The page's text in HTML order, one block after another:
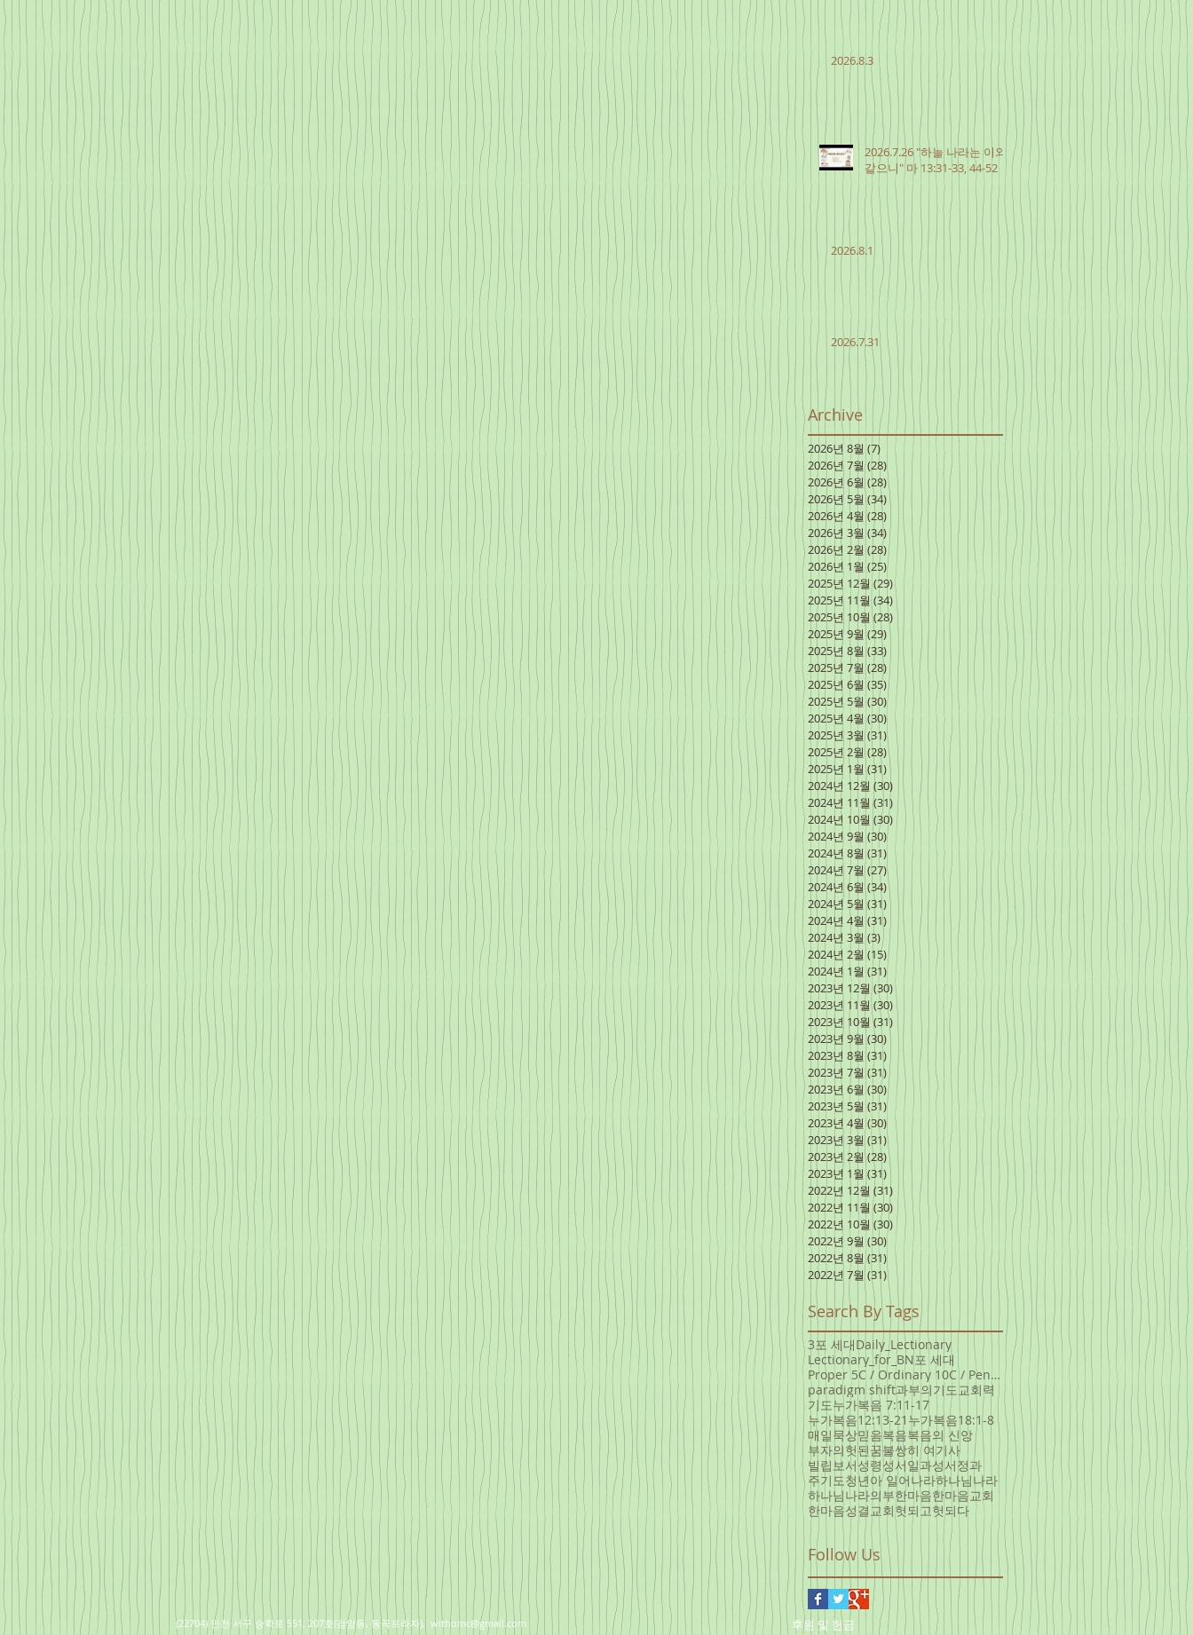
2026.8.3
2026.7.26 "하늘 나라는 이와
같으니" 마 13:31-33, 44-52
2026.8.1
2026.7.31
Archive
2026년 8월 (7) 게시물 7개
2026년 7월 (28) 게시물 28개
2026년 6월 (28)게시물 28개
2026년 5월 (34)게시물 34개
2026년 4월 (28) 게시물 28개
2026년 3월 (34)게시물 34개
2026년 2월 (28)게시물 28개
2026년 1월 (25)게시물 25개
2025년 12월 (29) 게시물 29개
2025년 11월 (34)게시물 34개
2025년 10월 (28)
2025년 9월 (29)게시물 29개
2025년 8월 (33) 게시물 33개
2025년 7월 (28)게시물 28개
2025년 6월 (35) 게시물 35개
2025년 5월 (30)게시물 30개
2025년 4월 (30) 게시물 30개
2025년 3월 (31)게시물 31개
2025년 2월 (28)게시물 28개
2025년 1월 (31)게시물 31개
2024년 12월 (30) 게시물 30개
2024년 11월 (31) 게시물 31개
2024년 10월 (30) 게시물 30개
2024년 9월 (30)게시물 30개
2024년 8월 (31) 게시물 31개
2024년 7월 (27)게시물 27개
2024년 6월 (34)게시물 34개
2024년 5월 (31)게시물 31개
2024년 4월 (31) 게시물 31개
2024년 3월 (3)게시물 3개
2024년 2월 (15)게시물 15개
2024년 1월 (31)게시물 31개
2023년 12월 (30)게시물 30개
2023년 11월 (30) 게시물 30개
2023년 10월 (31) 게시물 31개
2023년 9월 (30)게시물 30개
2023년 8월 (31) 게시물 31개
2023년 7월 (31) 게시물 31개
2023년 6월 (30)게시물 30개
2023년 5월 (31) 게시물 31개
2023년 4월 (30) 게시물 30개
2023년 3월 (31)게시물 31개
2023년 2월 (28)게시물 28개
2023년 1월 (31) 게시물 31개
2022년 12월 (31) 게시물 31개
2022년 11월 (30) 게시물 30개
2022년 10월 (30) 게시물 30개
2022년 9월 (30) 게시물 30개
2022년 8월 (31) 게시물 31개
2022년 7월 (31)게시물 31개
Search By Tags
3포 세대Daily_Lectionary
Lectionary_for_BN포 세대
Proper 5C / Ordinary 10C / Pentecost +3 June 5, 20
paradigm shift과부의기도 교회력
기도누가복음 7:11-17
누가복음12:13-21 누가복음18:1-8
매일묵상믿음복음복음의 신앙
부자의헛된꿈불쌍히 여기사
빌립보서성령성서일과성서정과
주기도청년아 일어나라하나님나라
하나님나라의부한마음한마음교회
한마음성결교회헛되고헛되다
Follow Us
(22704) 인천 서구 승학로 551, 207호(검암동, 동곡프라자), withomc@gmail.com
후원 및 헌금